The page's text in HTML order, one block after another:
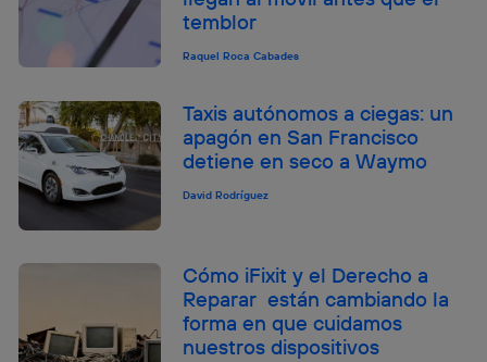
temblor
Raquel Roca Cabades
Taxis autónomos a ciegas: un
apagón en San Francisco
detiene en seco a Waymo
David Rodríguez
Cómo iFixit y el Derecho a
Reparar están cambiando la
forma en que cuidamos
nuestros dispositivos